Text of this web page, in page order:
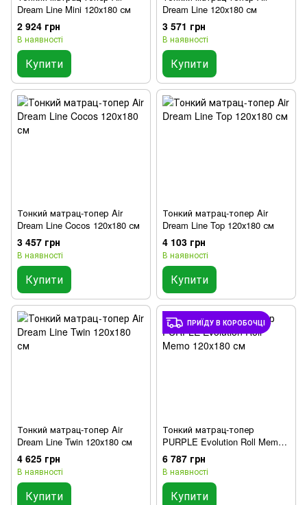
Dream Line Mini 120х180 см
2 924 грн
В наявності
Купити
Dream Line 120х180 см
3 571 грн
В наявності
Купити
Тонкий матрац-топер Air
Dream Line Cocos 120х180 см
3 457 грн
В наявності
Купити
Тонкий матрац-топер Air
Dream Line Top 120х180 см
4 103 грн
В наявності
Купити
Тонкий матрац-топер Air
Dream Line Twin 120х180 см
4 625 грн
В наявності
Купити
ПРИЇДУ В КОРОБОЧЦІ
Тонкий матрац-топер
PURPLE Evolution Roll Memo
120x180 см
6 787 грн
В наявності
Купити